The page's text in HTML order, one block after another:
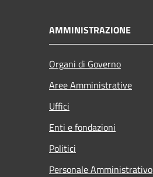
AMMINISTRAZIONE
Organi di Governo
Aree Amministrative
Uffici
Enti e fondazioni
Politici
Personale Amministrativo